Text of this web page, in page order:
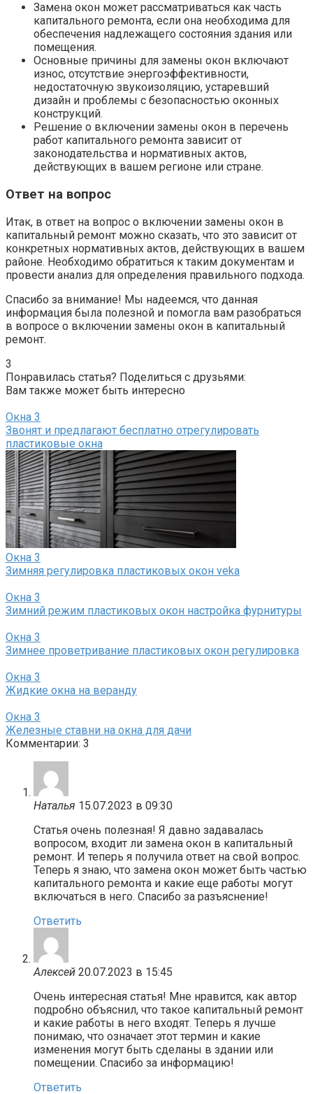
Замена окон может рассматриваться как часть
капитального ремонта, если она необходима для
обеспечения надлежащего состояния здания или
помещения.​
Основные причины для замены окон включают
износ, отсутствие энергоэффективности,
недостаточную звукоизоляцию, устаревший
дизайн и проблемы с безопасностью оконных
конструкций.​
Решение о включении замены окон в перечень
работ капитального ремонта зависит от
законодательства и нормативных актов,
действующих в вашем регионе или стране.​
Ответ на вопрос
Итак, в ответ на вопрос о включении замены окон в
капитальный ремонт можно сказать, что это зависит от
конкретных нормативных актов, действующих в вашем
районе. Необходимо обратиться к таким документам и
провести анализ для определения правильного подхода.​
Спасибо за внимание!​ Мы надеемся, что данная
информация была полезной и помогла вам разобраться
в вопросе о включении замены окон в капитальный
ремонт.​
3
Понравилась статья? Поделиться с друзьями:
Вам также может быть интересно
Окна 3
Звонят и предлагают бесплатно отрегулировать
пластиковые окна
Окна 3
Зимняя регулировка пластиковых окон veka
Окна 3
Зимний режим пластиковых окон настройка фурнитуры
Окна 3
Зимнее проветривание пластиковых окон регулировка
Окна 3
Жидкие окна на веранду
Окна 3
Железные ставни на окна для дачи
Комментарии: 3
Наталья 15.07.2023 в 09:30
Статья очень полезная! Я давно задавалась
вопросом, входит ли замена окон в капитальный
ремонт. И теперь я получила ответ на свой вопрос.
Теперь я знаю, что замена окон может быть частью
капитального ремонта и какие еще работы могут
включаться в него. Спасибо за разъяснение!
Ответить
Алексей 20.07.2023 в 15:45
Очень интересная статья! Мне нравится, как автор
подробно объяснил, что такое капитальный ремонт
и какие работы в него входят. Теперь я лучше
понимаю, что означает этот термин и какие
изменения могут быть сделаны в здании или
помещении. Спасибо за информацию!
Ответить